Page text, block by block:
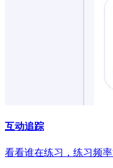
互动追踪
看看谁在练习，练习频